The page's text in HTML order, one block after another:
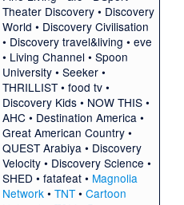
Theater Discovery• Discovery
World • Discovery Civilisation
• Discovery travel&living • eve
• Living Channel • Spoon
University• Seeker•
THRILLIST• food tv•
Discovery Kids• NOW THIS•
AHC• Destination America•
Great American Country•
QUEST Arabiya• Discovery
Velocity• Discovery Science •
SHED • fatafeat• Magnolia
Network• TNT• Cartoon